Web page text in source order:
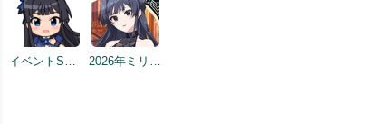
イベントSD #419 2026年ミリシタ9周年トップ画面